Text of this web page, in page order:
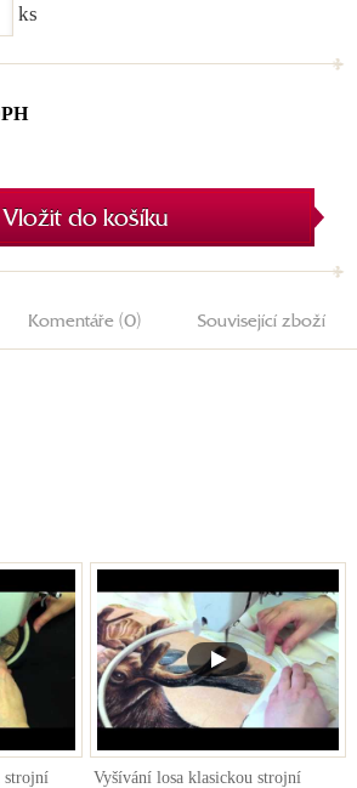
ks
Vložit do košíku
Komentáře (0) Související zboží
strojní
Vyšívání losa klasickou strojní